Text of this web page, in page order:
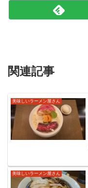
関連記事
美味しいラーメン屋さん
美味しいラーメン屋さん